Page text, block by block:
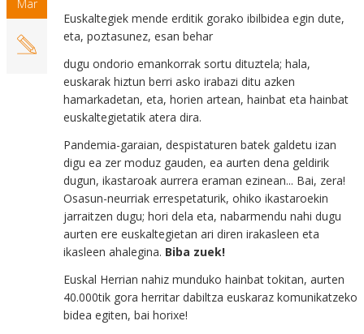
Mar
Euskaltegiek mende erditik gorako ibilbidea egin dute,
eta, poztasunez, esan behar
dugu ondorio emankorrak sortu dituztela; hala,
euskarak hiztun berri asko irabazi ditu azken
hamarkadetan, eta, horien artean, hainbat eta hainbat
euskaltegietatik atera dira.
Pandemia-garaian, despistaturen batek galdetu izan
digu ea zer moduz gauden, ea aurten dena geldirik
dugun, ikastaroak aurrera eraman ezinean... Bai, zera!
Osasun-neurriak errespetaturik, ohiko ikastaroekin
jarraitzen dugu; hori dela eta, nabarmendu nahi dugu
aurten ere euskaltegietan ari diren irakasleen eta
ikasleen ahalegina. Biba zuek!
Euskal Herrian nahiz munduko hainbat tokitan, aurten
40.000tik gora herritar dabiltza euskaraz komunikatzeko
bidea egiten, bai horixe!